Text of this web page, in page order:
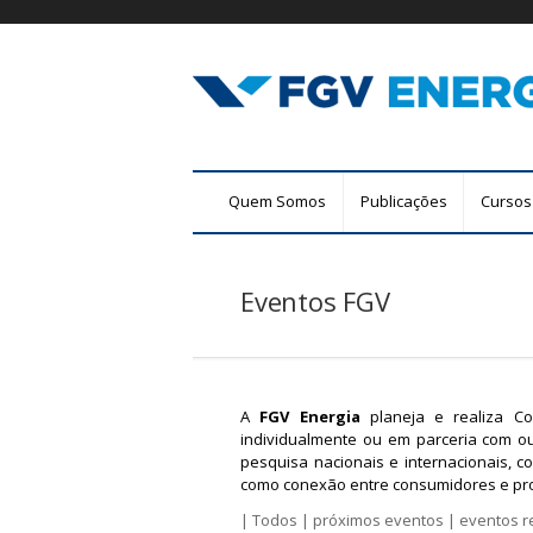
i
Quem Somos Publicações Cursos
Eventos FGV
A FGV Energia planeja e realiza
individualmente ou em parceria com
pesquisa nacionais e internacionais,
como conexão entre consumidores e
| Todos | próximos eventos | eventos